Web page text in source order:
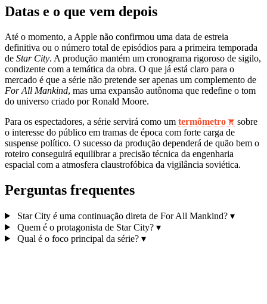
Datas e o que vem depois
Até o momento, a Apple não confirmou uma data de estreia
definitiva ou o número total de episódios para a primeira temporada
de Star City. A produção mantém um cronograma rigoroso de sigilo,
condizente com a temática da obra. O que já está claro para o
mercado é que a série não pretende ser apenas um complemento de
For All Mankind, mas uma expansão autônoma que redefine o tom
do universo criado por Ronald Moore.
Para os espectadores, a série servirá como um termômetro
sobre
o interesse do público em tramas de época com forte carga de
suspense político. O sucesso da produção dependerá de quão bem o
roteiro conseguirá equilibrar a precisão técnica da engenharia
espacial com a atmosfera claustrofóbica da vigilância soviética.
Perguntas frequentes
Star City é uma continuação direta de For All Mankind? ▾
Quem é o protagonista de Star City? ▾
Qual é o foco principal da série? ▾